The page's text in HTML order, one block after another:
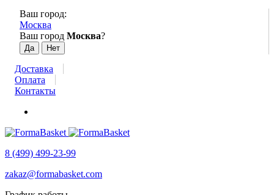
Ваш город:
Москва
Ваш город Москва?
Доставка
Оплата
Контакты
8 (499) 499-23-99
zakaz@formabasket.com